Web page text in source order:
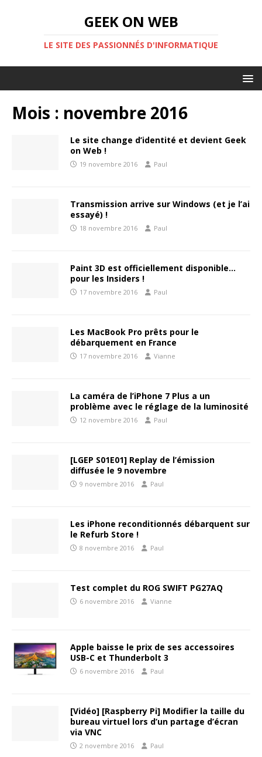
GEEK ON WEB
LE SITE DES PASSIONNÉS D'INFORMATIQUE
Mois : novembre 2016
Le site change d’identité et devient Geek
on Web !
19 novembre 2016 Paul
Transmission arrive sur Windows (et je l’ai
essayé) !
18 novembre 2016 Paul
Paint 3D est officiellement disponible…
pour les Insiders !
17 novembre 2016 Paul
Les MacBook Pro prêts pour le
débarquement en France
17 novembre 2016 Vianne
La caméra de l’iPhone 7 Plus a un
problème avec le réglage de la luminosité
12 novembre 2016 Paul
[LGEP S01E01] Replay de l’émission
diffusée le 9 novembre
9 novembre 2016 Paul
Les iPhone reconditionnés débarquent sur
le Refurb Store !
8 novembre 2016 Paul
Test complet du ROG SWIFT PG27AQ
6 novembre 2016 Vianne
Apple baisse le prix de ses accessoires
USB-C et Thunderbolt 3
6 novembre 2016 Paul
[Vidéo] [Raspberry Pi] Modifier la taille du
bureau virtuel lors d’un partage d’écran
via VNC
2 novembre 2016 Paul